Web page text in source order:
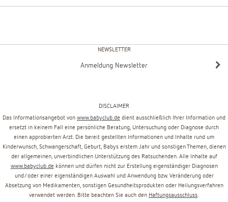
NEWSLETTER
Anmeldung Newsletter
DISCLAIMER
Das Informationsangebot von www.babyclub.de dient ausschließlich Ihrer Information und
ersetzt in keinem Fall eine persönliche Beratung, Untersuchung oder Diagnose durch
einen approbierten Arzt. Die bereit gestellten Informationen und Inhalte rund um
Kinderwunsch, Schwangerschaft, Geburt, Babys erstem Jahr und sonstigen Themen, dienen
der allgemeinen, unverbindlichen Unterstützung des Ratsuchenden. Alle Inhalte auf
www.babyclub.de können und dürfen nicht zur Erstellung eigenständiger Diagnosen
und/oder einer eigenständigen Auswahl und Anwendung bzw. Veränderung oder
Absetzung von Medikamenten, sonstigen Gesundheitsprodukten oder Heilungsverfahren
verwendet werden. Bitte beachten Sie auch den Haftungsausschluss.